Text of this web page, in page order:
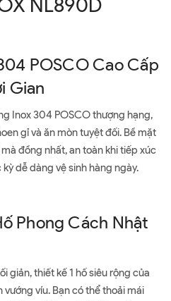
NL890D
POSCO Cao Cấp
Gian
Inox 304 POSCO thượng hạng,
gỉ và ăn mòn tuyệt đối. Bề mặt
đồng nhất, an toàn khi tiếp xúc
dễ dàng vệ sinh hàng ngày.
Phong Cách Nhật
giản, thiết kế 1 hố siêu rộng của
víu. Bạn có thể thoải mái